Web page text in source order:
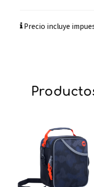
Precio incluye